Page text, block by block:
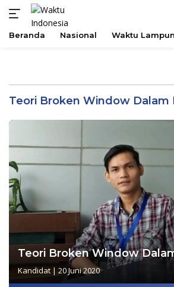
Beranda Nasional Waktu
Teori Broken Window Dalam
Teori Broken Window
Kandidat | 20 Juni 2020